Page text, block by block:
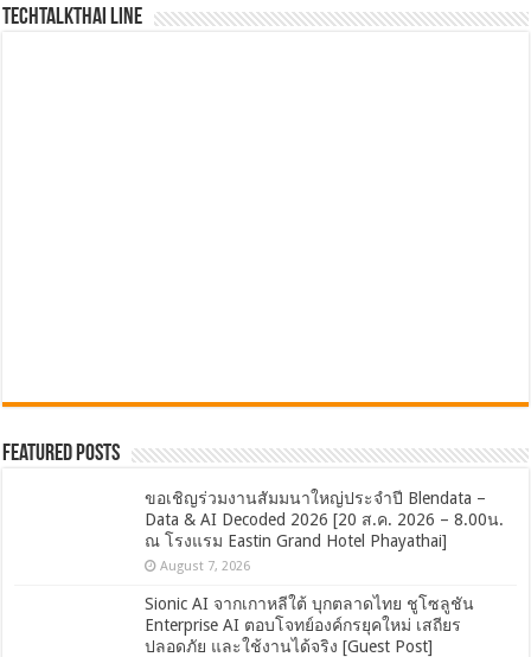
TechTalkThai LINE
Featured Posts
ขอเชิญร่วมงานสัมมนาใหญ่ประจำปี Blendata –
Data & AI Decoded 2026 [20 ส.ค. 2026 – 8.00น.
ณ โรงแรม Eastin Grand Hotel Phayathai]
August 7, 2026
Sionic AI จากเกาหลีใต้ บุกตลาดไทย ชูโซลูชัน
Enterprise AI ตอบโจทย์องค์กรยุคใหม่ เสถียร
ปลอดภัย และใช้งานได้จริง [Guest Post]